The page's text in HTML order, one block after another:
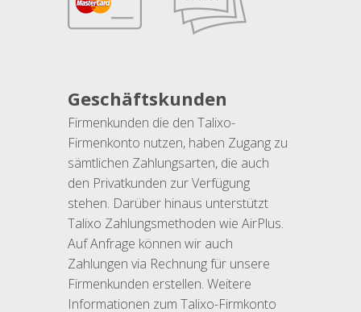
Geschäftskunden
Firmenkunden die den Talixo-
Firmenkonto nutzen, haben Zugang zu
sämtlichen Zahlungsarten, die auch
den Privatkunden zur Verfügung
stehen. Darüber hinaus unterstützt
Talixo Zahlungsmethoden wie AirPlus.
Auf Anfrage können wir auch
Zahlungen via Rechnung für unsere
Firmenkunden erstellen. Weitere
Informationen zum Talixo-Firmkonto